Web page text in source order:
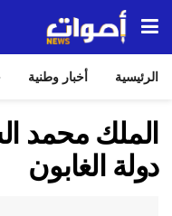
الرئيسية أخبار وطنية
الملك محمد
دولة الغابون